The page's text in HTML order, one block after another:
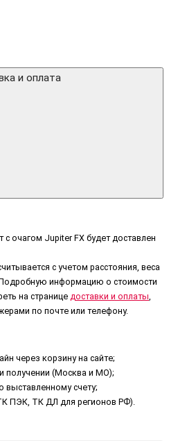
и оплата
с очагом Jupiter FX будет доставлен
с учетом расстояния, веса
информацию о стоимости
на странице доставки и оплаты,
по почте или телефону.
через корзину на сайте;
получении (Москва и МО);
счету;
ПЭК, ТК ДЛ для регионов РФ).